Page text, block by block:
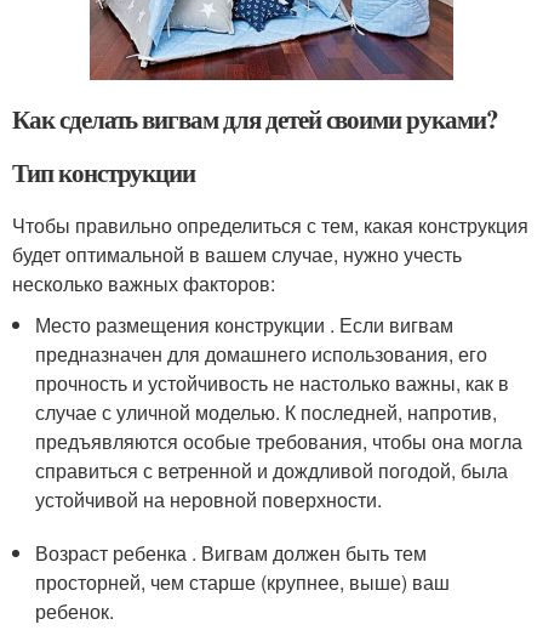
Как сделать вигвам для детей своими руками?
Тип конструкции
Чтобы правильно определиться с тем, какая конструкция
будет оптимальной в вашем случае, нужно учесть
несколько важных факторов:
Место размещения конструкции . Если вигвам
предназначен для домашнего использования, его
прочность и устойчивость не настолько важны, как в
случае с уличной моделью. К последней, напротив,
предъявляются особые требования, чтобы она могла
справиться с ветренной и дождливой погодой, была
устойчивой на неровной поверхности.
Возраст ребенка . Вигвам должен быть тем
просторней, чем старше (крупнее, выше) ваш
ребенок.